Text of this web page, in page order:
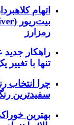
رمزارز
راهکار
تنها با
چرا انتخاب
سفیدترین
بهترین